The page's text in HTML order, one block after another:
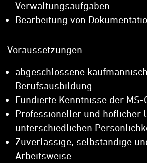
Verwaltungsaufgaben
Bearbeitung von
Voraussetzungen
abgeschlossene
Berufsausbildung
Fundierte Kenntnisse der
Professioneller und höflicher
unterschiedlichen
Zuverlässige, selbständige
Arbeitsweise